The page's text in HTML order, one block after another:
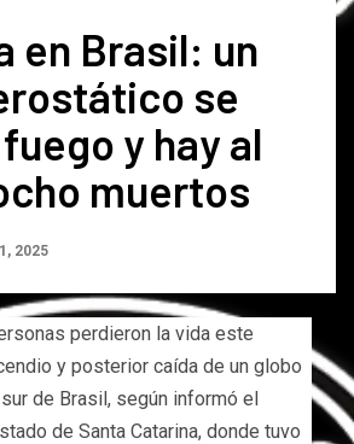
en Brasil: un
se
y hay al
muertos
2025
perdieron la vida este
y posterior caída de un globo
de Brasil, según informó el
de Santa Catarina, donde tuvo